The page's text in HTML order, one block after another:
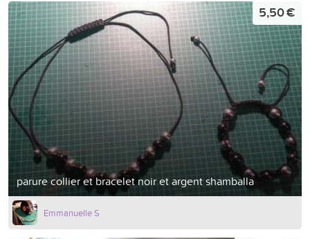
parure collier et bracelet noir et argent shamballa
5,50 €
Emmanuelle S